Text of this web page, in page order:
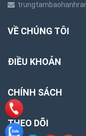
VỀ CHÚNG TÔI
ĐIỀU KHOẢN
CHÍNH SÁCH
THEO DÕI